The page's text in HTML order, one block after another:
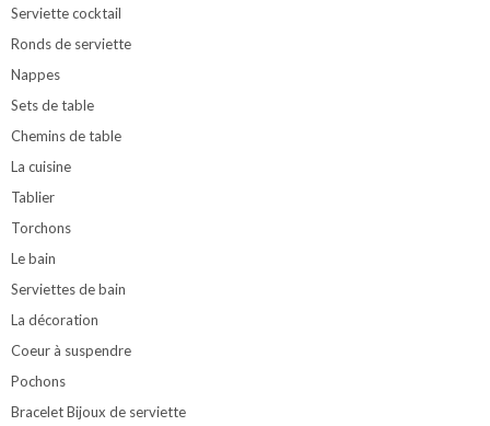
Serviette cocktail
Ronds de serviette
Nappes
Sets de table
Chemins de table
La cuisine
Tablier
Torchons
Le bain
Serviettes de bain
La décoration
Coeur à suspendre
Pochons
Bracelet Bijoux de serviette